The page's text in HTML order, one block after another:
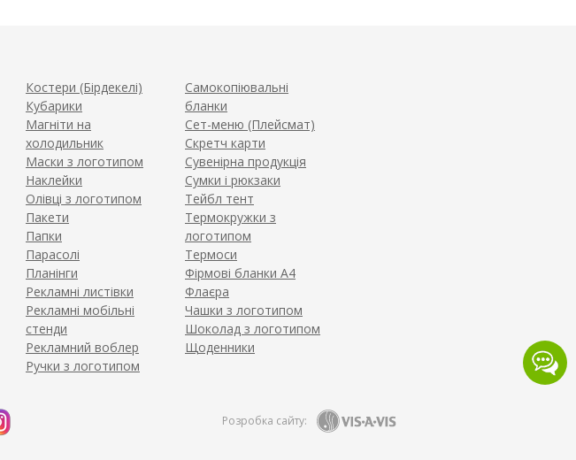
Костери (Бірдекелі)
Кубарики
Магніти на
холодильник
Маски з логотипом
Наклейки
Олівці з логотипом
Пакети
Папки
Парасолі
Планінги
Рекламні листівки
Рекламні мобільні
стенди
Рекламний воблер
Ручки з логотипом
Самокопіювальні
бланки
Сет-меню (Плейсмат)
Скретч карти
Сувенірна продукція
Сумки і рюкзаки
Тейбл тент
Термокружки з
логотипом
Термоси
Фірмові бланки А4
Флаєра
Чашки з логотипом
Шоколад з логотипом
Щоденники
Розробка сайту: